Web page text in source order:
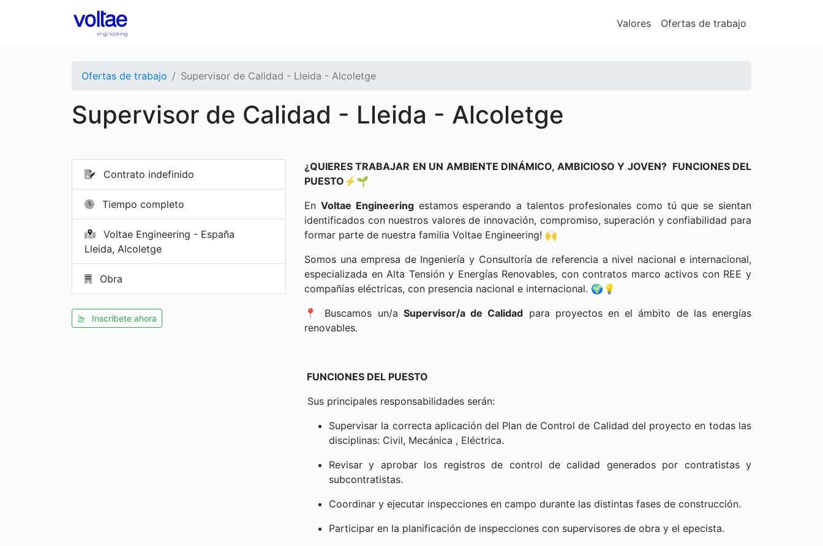
Valores Ofertas de trabajo
Ofertas de trabajo Supervisor de Calidad - Lleida - Alcoletge
Supervisor de Calidad - Lleida - Alcoletge
Contrato indefinido
Tiempo completo
Voltae Engineering - España
Lleida, Alcoletge
Obra
Inscríbete ahora
¿QUIERES TRABAJAR EN UN AMBIENTE DINÁMICO, AMBICIOSO Y JOVEN? FUNCIONES DEL
PUESTO⚡🌱
En Voltae Engineeringestamos esperando a talentos profesionales como tú que se sientan
identificados con nuestros valores de innovación, compromiso, superación y confiabilidad para
formar parte de nuestra familia Voltae Engineering! 🙌
Somos una empresa de Ingeniería y Consultoría de referencia a nivel nacional e internacional,
especializada en Alta Tensión y Energías Renovables, con contratos marco activos con REE y
compañías eléctricas, con presencia nacional e internacional. 🌍💡
📍 Buscamos un/a Supervisor/a de Calidad para proyectos en el ámbito de las energías
renovables.
FUNCIONES DEL PUESTO
Sus principales responsabilidades serán:
Supervisar la correcta aplicación del Plan de Control de Calidad del proyecto en todas las
disciplinas: Civil, Mecánica , Eléctrica.
Revisar y aprobar los registros de control de calidad generados por contratistas y
subcontratistas.
Coordinar y ejecutar inspecciones en campo durante las distintas fases de construcción.
Participar en la planificación de inspecciones con supervisores de obra y el epecista.